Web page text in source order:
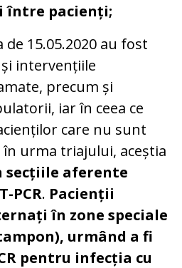
între pacienți;
15.05.2020 au fost
intervențiile
precum și
iar în ceea ce
care nu sunt
în urma triajului, aceștia
aferente
PCR. Pacienții
în zone speciale
urmând a fi
pentru infecția cu